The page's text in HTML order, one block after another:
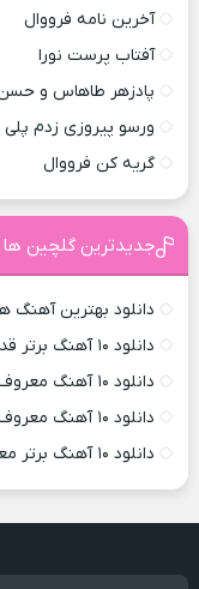
آخرین نامه فرووال
آفتاب پرست نورا
پادزهر طاهاس و حسن
ورسو پیروزی زدم پلی
گریه کن فرووال
جدیدترین گلچین ها
دانلود بهترین
دانلود ۱۰ آهنگ برتر قدیمی رپ فارسی نسل ۱ و ۲
دانلود ۱۰ آهنگ معروف هایده بهترین ها تکی و یکجا
دانلود ۱۰ آهنگ معروف ابی پرطرفدارترین ها (فول آلبوم)
دانلود ۱۰ آهنگ برتر معین ماندگارترین ها فول آلبوم